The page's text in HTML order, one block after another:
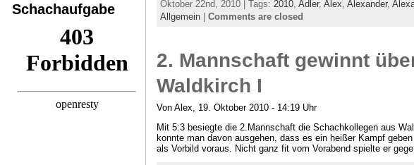
Schachaufgabe Oktober 22nd, 2010 | Tags: 2010, Adler, Alex Alexander,
Allgemein| Comments are closed
2. Mannschaft gewinnt
Waldkirch I
Von Alex, 19. Oktober 2010 - 14:19 Uhr
Mit 5:3 besiegte die 2.Mannschaft die Schachkollegen aus
konnte man davon ausgehen, dass es ein heißer Kampf
als Vorbild voraus. Nicht ganz fit vom Vorabend spielte er